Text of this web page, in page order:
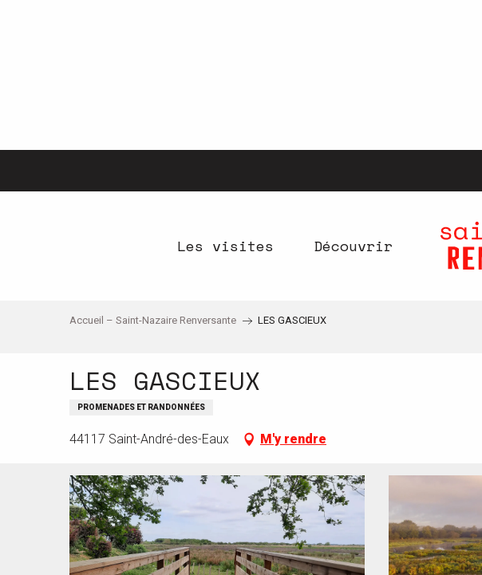
Les visites Découvrir
Accueil – Saint-Nazaire Renversante LES GASCIEUX
LES GASCIEUX
PROMENADES ET RANDONNÉES
44117 Saint-André-des-Eaux M'y rendre